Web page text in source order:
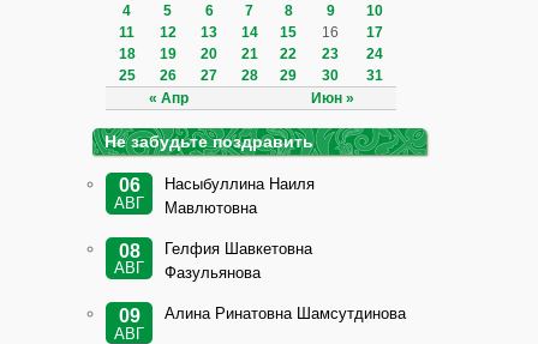
« Апр Июн »
4
5 6 7 8 9
10
11
12 13 14 15 16
17
18
19 20 21 22 23
24
25
26 27 28 29 30 31
Не забудьте поздравить
06
АВГ
Насыбуллина Наиля
Мавлютовна
08
АВГ
Гелфия Шавкетовна
Фазульянова
09
АВГ
Алина Ринатовна Шамсутдинова